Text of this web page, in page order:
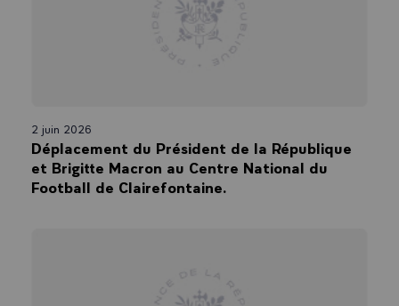
2 juin 2026
Déplacement du Président de la République
et Brigitte Macron au Centre National du
Football de Clairefontaine.